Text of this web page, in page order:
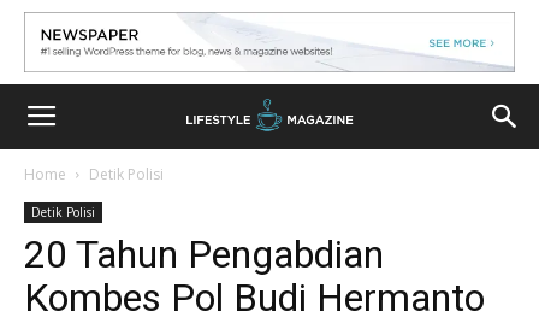
Home Detik Polisi
Detik Polisi
20 Tahun Pengabdian
Kombes Pol Budi Hermanto